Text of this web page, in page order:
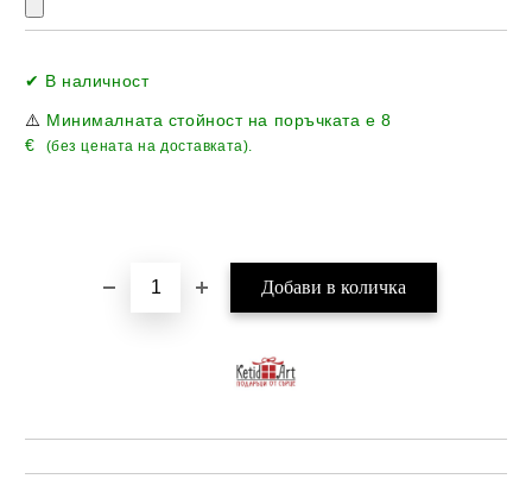
✔ В наличност
⚠️ Минималната стойност на поръчката е8
€
(без цената на доставката).